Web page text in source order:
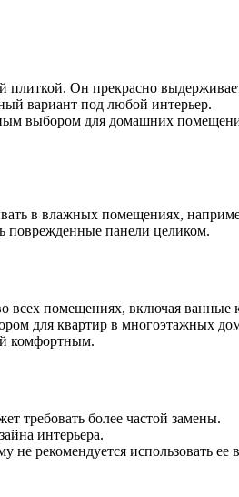
Он прекрасно
вариант под любой интерьер.
выбором для домашних
в влажных помещениях,
поврежденные панели целиком.
всех помещениях, включая ванные
для квартир в многоэтажных
комфортным.
требовать более частой замены.
интерьера.
рекомендуется использовать ее